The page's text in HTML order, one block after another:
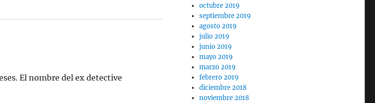
El nombre del ex detective
octubre 2019
septiembre 2019
agosto 2019
julio 2019
junio 2019
mayo 2019
marzo 2019
febrero 2019
diciembre 2018
noviembre 2018